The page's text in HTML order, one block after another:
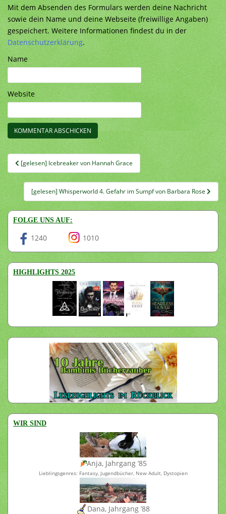
Mit dem Absenden des Formulars werden deine Nachricht
sowie dein Name und deine Webseite (freiwillige Angaben)
gespeichert. Weitere Informationen findest du in der
Datenschutzerklärung.
Name
Website
Beitragsnavigation
[gelesen] Icebreaker von Hannah Grace
[gelesen] Whisperworld 4. Gefahr im Sumpf von Barbara Rose
FOLGE UNS AUF:
1240 1010
HIGHLIGHTS 2025
WIR SIND
Anja, Jahrgang ’85
Lieblingsgenres: Fantasy, Jugendbücher, New Adult, Dystopien
Dana, Jahrgang ’88